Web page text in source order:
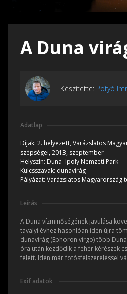
A Duna
Készítette: Potyó
Adatlap
Díjak: 2. helyezett, Varázslatos
szépségei, 2013, szeptember
Helyszín: Duna–Ipoly Nemzeti Park
Kulcsszavak: dunavirág
Pályázat: Varázslatos Magyarország
Leírás
A Duna vízminőségének javulása
tavalyi évhez hasonlóan idén újra
dunavirág (Ephoron virgo) több
óra után kezdődik a fehér kérészek
felett. Idén már fotósfelszereléssel
Exif adatok